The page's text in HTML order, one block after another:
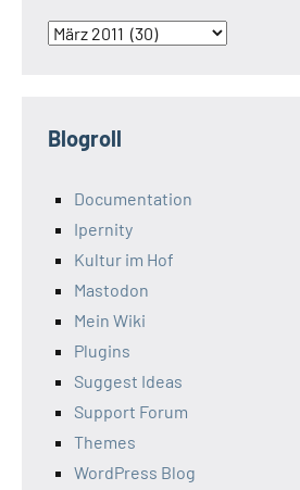
Archiv
Blogroll
Documentation
Ipernity
Kultur im Hof
Mastodon
Mein Wiki
Plugins
Suggest Ideas
Support Forum
Themes
WordPress Blog